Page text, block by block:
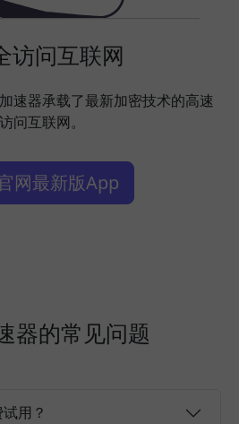
访问互联网
速器承载了最新加密技术的高速
问互联网。
网最新版App
器的常见问题
用？